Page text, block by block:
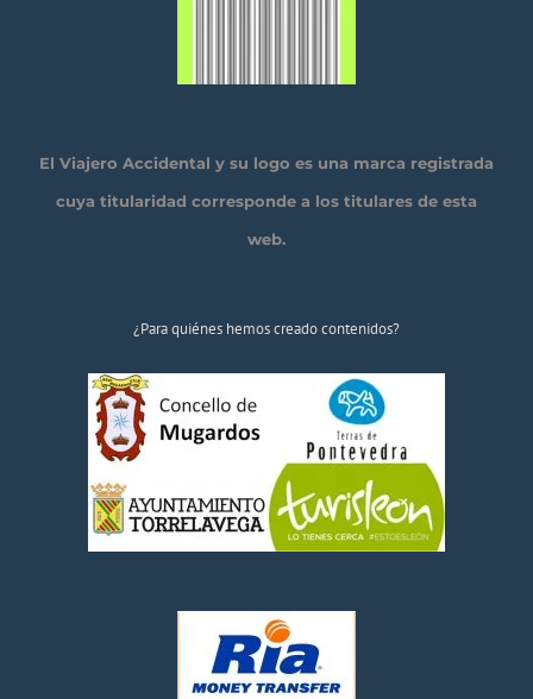
El Viajero Accidental y su logo es una marca registrada
cuya titularidad corresponde a los titulares de esta
web.
¿Para quiénes hemos creado contenidos?